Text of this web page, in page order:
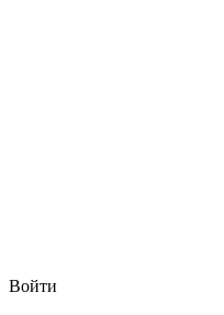
Войти